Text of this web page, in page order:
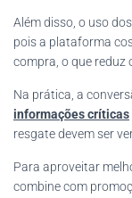
Além disso, o uso
pois a plataforma
compra, o que reduz
Na prática, a
informações críticas
resgate devem ser
Para aproveitar
combine com